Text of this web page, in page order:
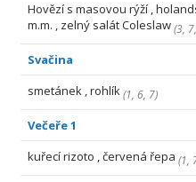
Hovězí s masovou rýží ,
m.m. , zelný salát Coleslaw(3, 7,
Svačina
smetánek , rohlík(1, 6, 7)
Večeře 1
kuřecí rizoto , červená řepa (1,